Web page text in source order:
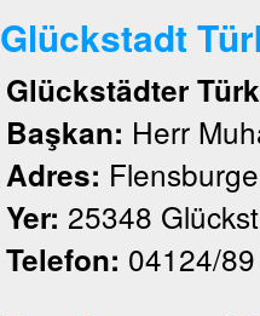
Glückstadt
Glückstädter
Başkan: Herr
Adres:
Yer: 25348
Telefon: 04124/